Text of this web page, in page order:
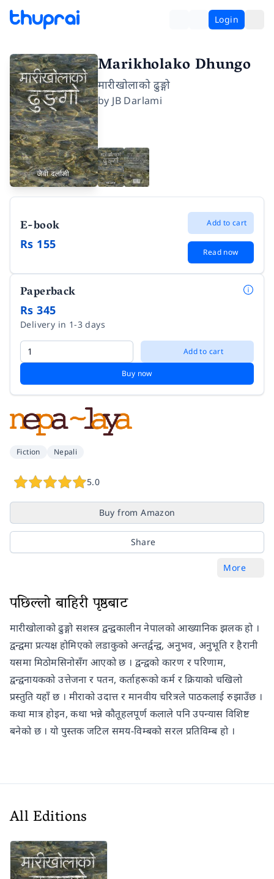
Login
Marikholako Dhungo
मारीखोलाको ढुङ्गो
by JB Darlami
E-book
Rs 155
Add to cart
Read now
Paperback
Rs 345
Delivery in 1-3 days
Add to cart
Buy now
Fiction Nepali
5.0
Buy from Amazon
Share
More
पछिल्लो बाहिरी पृष्ठबाट
मारीखोलाको ढुङ्गो सशस्त्र द्वन्द्वकालीन नेपालको आख्यानिक झलक हो ।
द्वन्द्वमा प्रत्यक्ष होमिएको लडाकुको अन्तर्द्वन्द्व, अनुभव, अनुभूति र हैरानी
यसमा मिठोमसिनोसँग आएको छ । द्वन्द्वको कारण र परिणाम,
द्वन्द्वनायकको उत्तेजना र पतन, कर्ताहरूको कर्म र क्रियाको चखिलो
प्रस्तुति यहाँ छ । मीराको उदात्त र मानवीय चरित्रले पाठकलाई रुझाउँछ ।
कथा मात्र होइन, कथा भन्ने कौतूहलपूर्ण कलाले पनि उपन्यास विशिष्ट
बनेको छ । यो पुस्तक जटिल समय-विम्बको सरल प्रतिविम्ब हो ।
All Editions